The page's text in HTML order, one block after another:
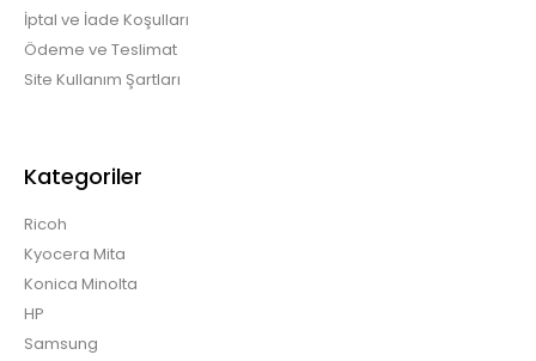
İptal ve İade Koşulları
Ödeme ve Teslimat
Site Kullanım Şartları
Kategoriler
Ricoh
Kyocera Mita
Konica Minolta
HP
Samsung